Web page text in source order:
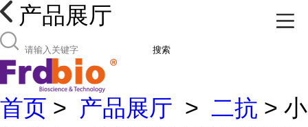
产品展厅
搜索
首页 > 产品展厅 > 二抗 > 小